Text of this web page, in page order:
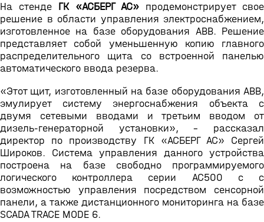
На стенде ГК «АСБЕРГ АС» продемонстрирует свое
решение в области управления электроснабжением,
изготовленное на базе оборудования ABB. Решение
представляет собой уменьшенную копию главного
распределительного щита со встроенной панелью
автоматического ввода резерва.
«Этот щит, изготовленный на базе оборудования ABB,
эмулирует систему энергоснабжения объекта с
двумя сетевыми вводами и третьим вводом от
дизель-генераторной установки», - рассказал
директор по производству ГК «АСБЕРГ АС» Сергей
Широков. Система управления данного устройства
построена на базе свободно программируемого
логического контроллера серии AC500 c с
возможностью управления посредством сенсорной
панели, а также дистанционного мониторинга на базе
SCADA TRACE MODE 6.